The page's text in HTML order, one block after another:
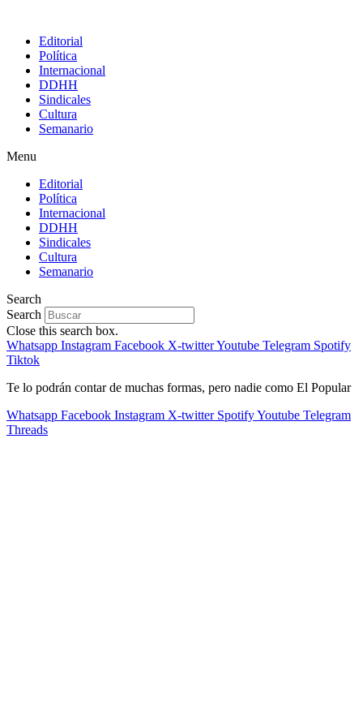
Editorial
Política
Internacional
DDHH
Sindicales
Cultura
Semanario
Menu
Editorial
Política
Internacional
DDHH
Sindicales
Cultura
Semanario
Search
Search
Close this search box.
Whatsapp Instagram Facebook X-twitterYoutube Telegram Spotify
Tiktok
Te lo podrán contar de muchas formas, pero nadie como El Popular
Whatsapp Facebook Instagram X-twitter SpotifyYoutube Telegram
Threads